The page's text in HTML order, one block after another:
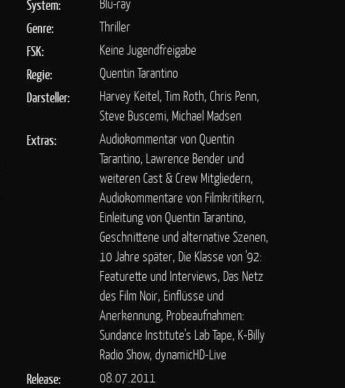
System:
Blu-ray
Genre:
Thriller
FSK:
Keine Jugendfreigabe
Regie:
Quentin Tarantino
Darsteller:
Harvey Keitel, Tim Roth, Chris Penn,
Steve Buscemi, Michael Madsen
Extras:
Audiokommentar von Quentin
Tarantino, Lawrence Bender und
weiteren Cast & Crew Mitgliedern,
Audiokommentare von Filmkritikern,
Einleitung von Quentin Tarantino,
Geschnittene und alternative Szenen,
10 Jahre später, Die Klasse von '92:
Featurette und Interviews, Das Netz
des Film Noir, Einflüsse und
Anerkennung, Probeaufnahmen:
Sundance Institute's Lab Tape, K-Billy
Radio Show, dynamicHD-Live
Release:
08.07.2011